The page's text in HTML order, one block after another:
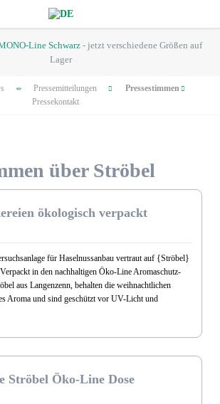
Line Schwarz - jetzt verschiedene Größen auf
Lager
Pressemitteilungen
Pressestimmen
Pressekontakt
über Ströbel
ökologisch verpackt
für Haselnussanbau vertraut auf {Ströbel}
in den nachhaltigen Öko-Line Aromaschutz­
aus Langenzenn, behalten die weihnachtlichen
Aroma und sind geschützt vor UV-Licht und
Ströbel Öko-Line Dose